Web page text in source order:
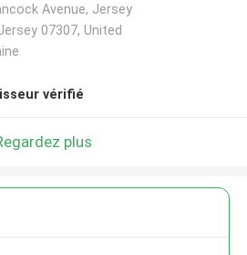
Avenue, Jersey
07307, United
vérifié
plus